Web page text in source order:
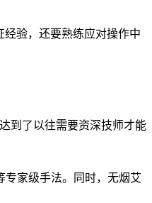
验，还要熟练应对操作中
到了以往需要资深技师才能
家级手法。同时，无烟艾